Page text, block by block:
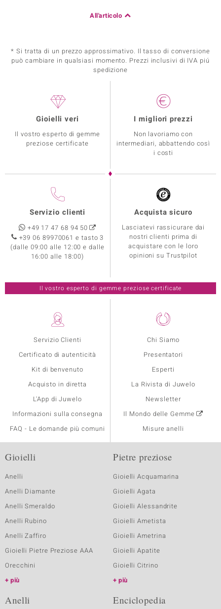
All'articolo
* Si tratta di un prezzo approssimativo. Il tasso di conversione
può cambiare in qualsiasi momento. Prezzi inclusivi di IVA piú
spedizione
Servizio Clienti
Certificato di autenticità
Kit di benvenuto
Acquisto in diretta
L'App di Juwelo
Informazioni sulla consegna
FAQ - Le domande più comuni
Chi Siamo
Presentatori
Esperti
La Rivista di Juwelo
Newsletter
Il Mondo delle Gemme
Misure anelli
Gioielli veri
Il vostro esperto di gemme
preziose certificate
I migliori prezzi
Non lavoriamo con
intermediari, abbattendo così
i costi
Servizio clienti
+49 17 47 68 94 50
+39 06 89970061 e tasto 3
(dalle 09:00 alle 12:00 e dalle
16:00 alle 18:00)
Acquista sicuro
Lasciatevi rassicurare dai
nostri clienti prima di
acquistare con le loro
opinioni su Trustpilot
Il vostro esperto di gemme preziose certificate
Gioielli
Anelli
Anelli Diamante
Anelli Smeraldo
Anelli Rubino
Anelli Zaffiro
Gioielli Pietre Preziose AAA
Orecchini
più
Pietre preziose
Gioielli Acquamarina
Gioielli Agata
Gioielli Alessandrite
Gioielli Ametista
Gioielli Ametrina
Gioielli Apatite
Gioielli Citrino
più
Anelli Enciclopedia